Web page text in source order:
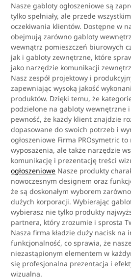
Nasze gabloty ogłoszeniowe są
tylko spełniały, ale przede
oczekiwania klientów. Dostępne w
obejmują zarówno gabloty
wewnątrz pomieszczeń biurowych
jak i gabloty zewnętrzne, które
jako narzędzie komunikacji
Nasz zespół projektowy i
zapewniając wysoką jakość
produktów. Dzięki temu, że
podzielone na gabloty wewnętrzne
pewność, że każdy klient znajdzie
dopasowane do swoich potrzeb i
ogłoszeniowe Firma PROsymetric
wyposażenia, ale także narzędzie
komunikację i prezentację treści
ogłoszeniowe Nasze produkty
nowoczesnym designem oraz
że są doskonałym wyborem
dużych korporacji. Wybierając
wybierasz nie tylko produkty
partnera, który zrozumie i sprosta
Nasza firma kładzie duży nacisk na
funkcjonalność, co sprawia, że
niezastąpionym elementem w
się profesjonalna prezentacja i
wizualna.